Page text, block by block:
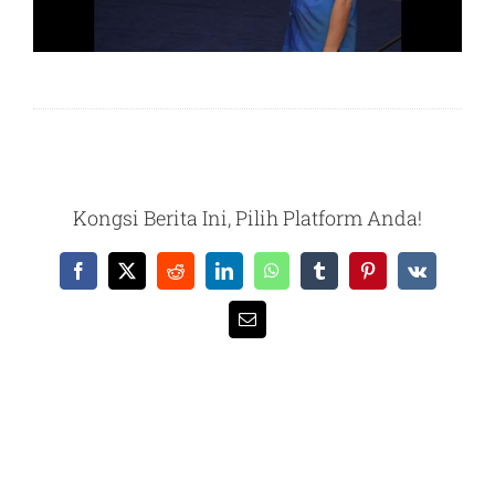
Kongsi Berita Ini, Pilih Platform Anda!
Facebook
X RedditLinkedInWhatsAppTumblrPinterest
Vk
Email